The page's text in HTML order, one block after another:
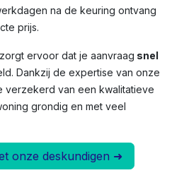
na de keuring ontvang
prijs.
ervoor dat je aanvraag snel
Dankzij de expertise van onze
van een kwalitatieve
grondig en met veel
onze deskundigen ➜